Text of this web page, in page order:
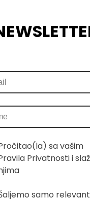
sa vašim
Privatnosti i
samo